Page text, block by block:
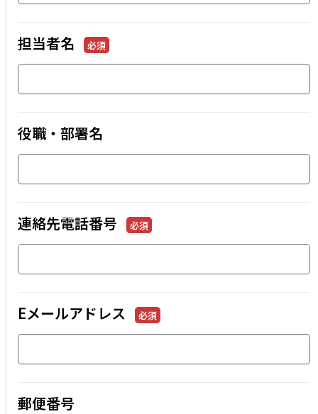
担当者名 必須
役職・部署名
連絡先電話番号 必須
Eメールアドレス 必須
郵便番号